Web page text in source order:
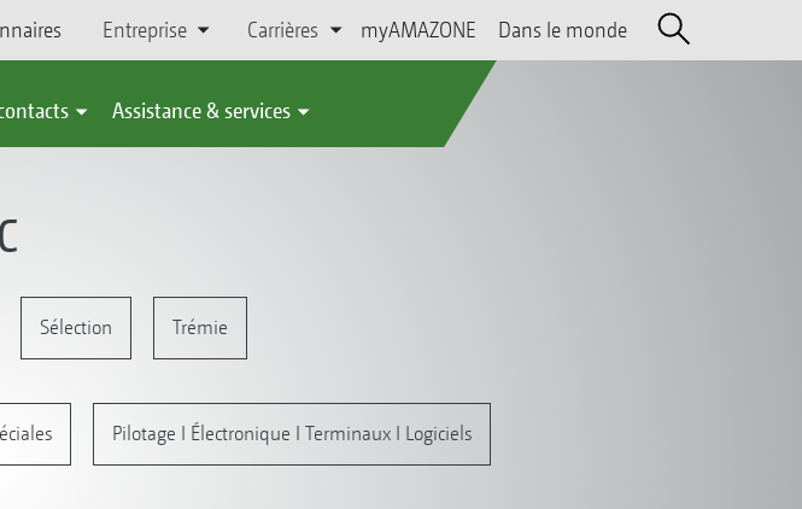
Entreprise Carrières myAMAZONE Dans le monde
Assistance & services
Sélection Trémie
Pilotage I Électronique I Terminaux I Logiciels